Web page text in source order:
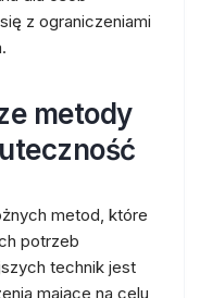
z ograniczeniami
metody
metod, które
potrzeb
technik jest
mające na celu